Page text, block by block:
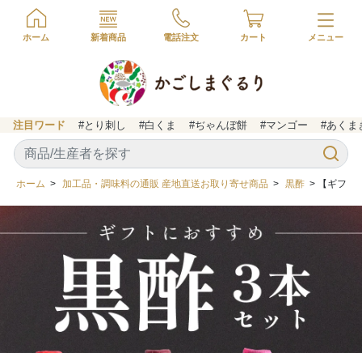
ホーム 新着商品 電話注文 カート
注目ワード #とり刺し #白くま #ぢゃんぼ餅 #マンゴー #あくま
ホーム > 加工品・調味料の通販 産地直送お取り寄せ商品 > 黒酢 > 【ギフト